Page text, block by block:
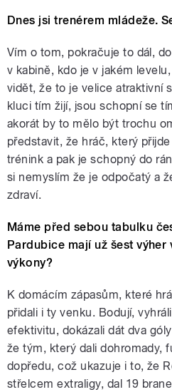
Dnes jsi trenérem mládeže.
Vím o tom, pokračuje to dál,
v kabině, kdo je v jakém
vidět, že to je velice atraktivní
kluci tím žijí, jsou schopní se
akorát by to mělo být trochu
představit, že hráč, který
trénink a pak je schopný do
si nemyslím že je odpočatý a
zdraví.
Máme před sebou tabulku
Pardubice mají už šest
výkony?
K domácím zápasům, které
přidali i ty venku. Bodují,
efektivitu, dokázali dát dva
že tým, který dali dohromady,
dopředu, což ukazuje i to, že
střelcem extraligy, dal 19